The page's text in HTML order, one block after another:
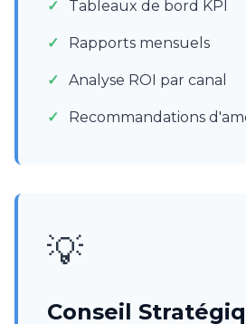
Tableaux de bord KPI
Rapports mensuels
Analyse ROI par canal
Recommandations
💡
Conseil